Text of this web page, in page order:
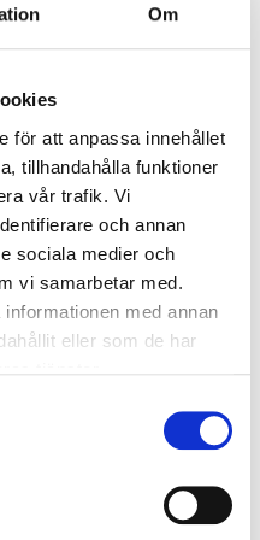
Om
för att anpassa innehållet
tillhandahålla funktioner
vår trafik. Vi
och annan
sociala medier och
vi samarbetar med.
med annan
eller som de har